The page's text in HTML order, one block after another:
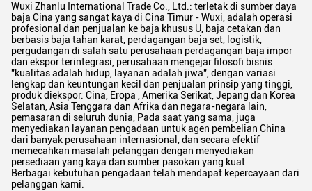
Wuxi Zhanlu International Trade Co., Ltd.: terletak di sumber daya
baja Cina yang sangat kaya di Cina Timur - Wuxi, adalah operasi
profesional dan penjualan ke baja khusus U, baja cetakan dan
berbasis baja tahan karat, perdagangan baja set, logistik,
pergudangan di salah satu perusahaan perdagangan baja impor
dan ekspor terintegrasi, perusahaan mengejar filosofi bisnis
"kualitas adalah hidup, layanan adalah jiwa", dengan variasi
lengkap dan keuntungan kecil dan penjualan prinsip yang tinggi,
produk diekspor: Cina, Eropa , Amerika Serikat, Jepang dan Korea
Selatan, Asia Tenggara dan Afrika dan negara-negara lain,
pemasaran di seluruh dunia, Pada saat yang sama, juga
menyediakan layanan pengadaan untuk agen pembelian China
dari banyak perusahaan internasional, dan secara efektif
memecahkan masalah pelanggan dengan menyediakan
persediaan yang kaya dan sumber pasokan yang kuat
Berbagai kebutuhan pengadaan telah mendapat kepercayaan dari
pelanggan kami.